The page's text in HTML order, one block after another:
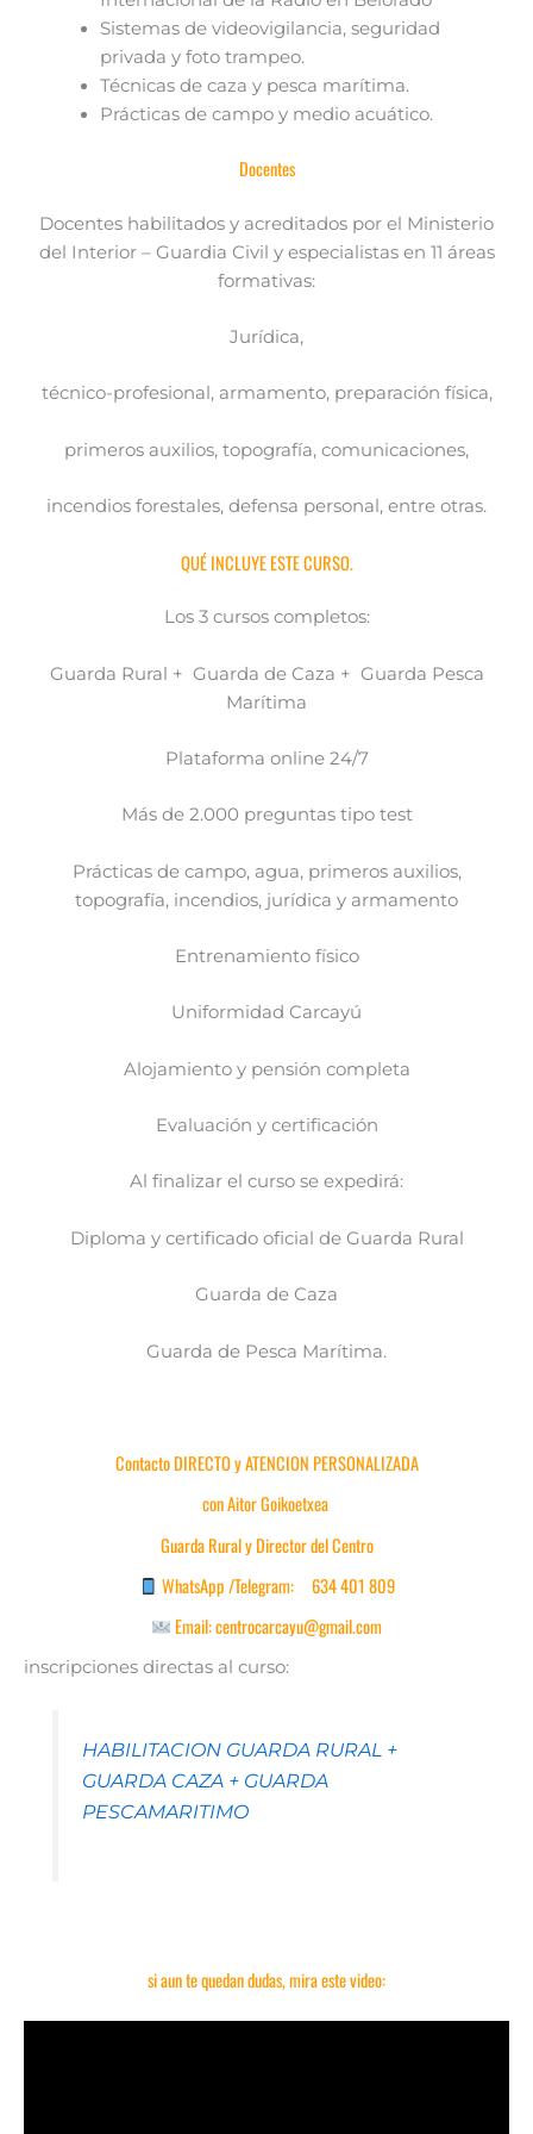
Sistemas de videovigilancia, seguridad
privada y foto trampeo.
Técnicas de caza y pesca marítima.
Prácticas de campo y medio acuático.
Docentes
Docentes habilitados y acreditados por el Ministerio
del Interior – Guardia Civil y especialistas en 11 áreas
formativas:
Jurídica,
técnico-profesional, armamento, preparación física,
primeros auxilios, topografía, comunicaciones,
incendios forestales, defensa personal, entre otras.
QUÉ INCLUYE ESTE CURSO.
Los 3 cursos completos:
Guarda Rural + Guarda de Caza + Guarda Pesca
Marítima
Plataforma online 24/7
Más de 2.000 preguntas tipo test
Prácticas de campo, agua, primeros auxilios,
topografía, incendios, jurídica y armamento
Entrenamiento físico
Uniformidad Carcayú
Alojamiento y pensión completa
Evaluación y certificación
Al finalizar el curso se expedirá:
Diploma y certificado oficial de Guarda Rural
Guarda de Caza
Guarda de Pesca Marítima.
Contacto DIRECTO y ATENCION PERSONALIZADA
con Aitor Goikoetxea
Guarda Rural y Director del Centro
WhatsApp /Telegram: 634 401 809
Email:centrocarcayu@gmail.com
inscripciones directas al curso:
HABILITACION GUARDA RURAL +
GUARDA CAZA + GUARDA
PESCAMARITIMO
si aun te quedan dudas, mira este video: